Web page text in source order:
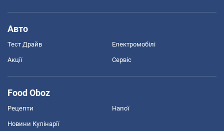
Авто
Тест Драйв Електромобілі
Акції Сервіс
Food Oboz
Рецепти Напої
Новини Кулінарії